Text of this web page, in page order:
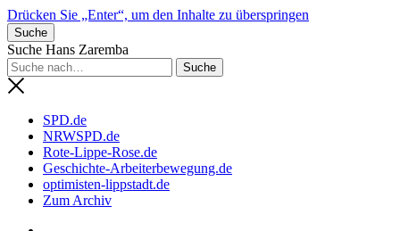
Drücken Sie „Enter“, um den Inhalte zu überspringen
Suche
Suche Hans Zaremba
SPD.de
NRWSPD.de
Rote-Lippe-Rose.de
Geschichte-Arbeiterbewegung.de
optimisten-lippstadt.de
Zum Archiv